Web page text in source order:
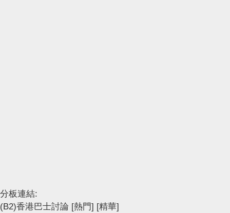
分板連結:
(B2)香港巴士討論 [熱門] [精華]